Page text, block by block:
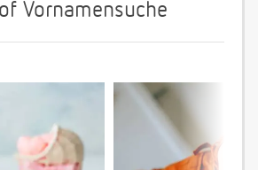
Vornamensuche